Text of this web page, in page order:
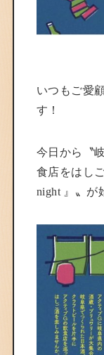
いつもご愛
す！
今日から〝
食店をはし
night 』〟が